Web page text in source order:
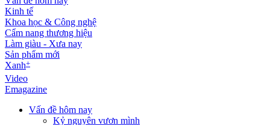
Kinh tế
Khoa học & Công nghệ
Cẩm nang thương hiệu
Làm giàu - Xưa nay
Sản phẩm mới
Xanh+
Video
Emagazine
Vấn đề hôm nay
Kỷ nguyên vươn mình